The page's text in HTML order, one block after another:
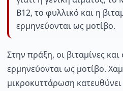
B12, το φυλλικό και η
ερμηνεύονται ως μοτίβο.
Στην πράξη, οι βιταμίνες και
ερμηνεύονται ως μοτίβο.
μικροκυττάρωση